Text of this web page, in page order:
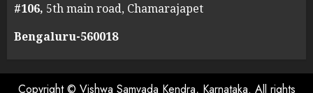
#106, 5th main road, Chamarajapet
Bengaluru-560018
Copyright © Vishwa Samvada Kendra, Karnataka. All rights